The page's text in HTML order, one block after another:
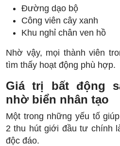
Đường dạo bộ
Công viên cây xanh
Khu nghỉ chân ven hồ
Nhờ vậy, mọi thành viên
tìm thấy hoạt động phù hợp.
Giá trị bất động
nhờ biển nhân tạo
Một trong những yếu tố
2 thu hút giới đầu tư chính
độc đáo.